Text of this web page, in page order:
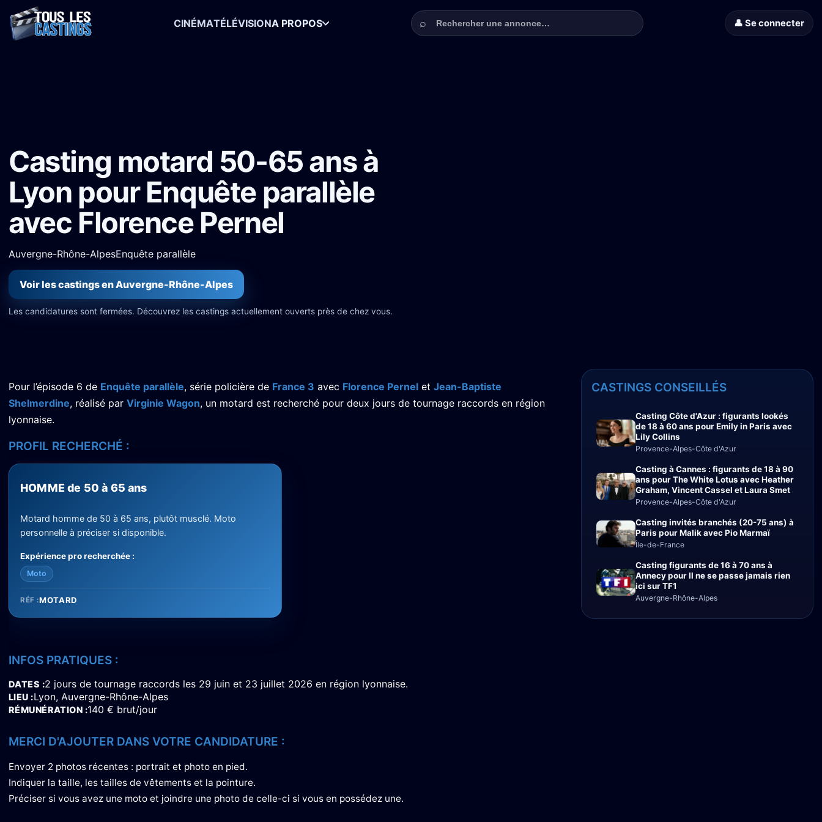
CINÉMATÉLÉVISIONA PROPOS Rechercher une annonce
⌕ 👤 Se connecter
Casting motard 50-65 ans à
Lyon pour Enquête parallèle
avec Florence Pernel
Auvergne-Rhône-AlpesEnquête parallèle
Voir les castings en Auvergne-Rhône-Alpes
Les candidatures sont fermées. Découvrez les castings actuellement ouverts près de chez vous.
Pour l’épisode 6 de Enquête parallèle, série policière de France 3 avec Florence Pernel et Jean-Baptiste
Shelmerdine, réalisé par Virginie Wagon, un motard est recherché pour deux jours de tournage raccords en région
lyonnaise.
PROFIL RECHERCHÉ :
HOMME de 50 à 65 ans
Motard homme de 50 à 65 ans, plutôt musclé. Moto
personnelle à préciser si disponible.
Expérience pro recherchée :
Moto
RÉF :MOTARD
INFOS PRATIQUES :
DATES 2 jours de tournage raccords les 29 juin et 23 juillet 2026 en région lyonnaise.
LIEU Lyon, Auvergne-Rhône-Alpes
RÉMUNÉRATION 140 € brut/jour
MERCI D'AJOUTER DANS VOTRE CANDIDATURE :
Envoyer 2 photos récentes : portrait et photo en pied.
Indiquer la taille, les tailles de vêtements et la pointure.
Préciser si vous avez une moto et joindre une photo de celle-ci si vous en possédez une.
CASTINGS CONSEILLÉS
Casting Côte d'Azur : figurants lookés
de 18 à 60 ans pour Emily in Paris avec
Lily Collins
Provence-Alpes-Côte d'Azur
Casting à Cannes : figurants de 18 à 90
ans pour The White Lotus avec Heather
Graham, Vincent Cassel et Laura Smet
Provence-Alpes-Côte d'Azur
Casting invités branchés (20-75 ans) à
Paris pour Malik avec Pio Marmaï
Île-de-France
Casting figurants de 16 à 70 ans à
Annecy pour Il ne se passe jamais rien
ici sur TF1
Auvergne-Rhône-Alpes